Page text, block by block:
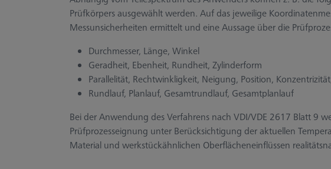
Prüfkörpers ausgewählt werden. Auf das jeweilige
Messunsicherheiten ermittelt und eine Aussage über die
Durchmesser, Länge, Winkel
Geradheit, Ebenheit, Rundheit, Zylinderform
Parallelität, Rechtwinkligkeit, Neigung, Position,
Rundlauf, Planlauf, Gesamtrundlauf, Gesamtplanlauf
Bei der Anwendung des Verfahrens nach VDI/VDE 2617 Blatt 9
Prüfprozesseignung unter Berücksichtigung der aktuellen
Material und werkstückähnlichen Oberflächeneinflüssen